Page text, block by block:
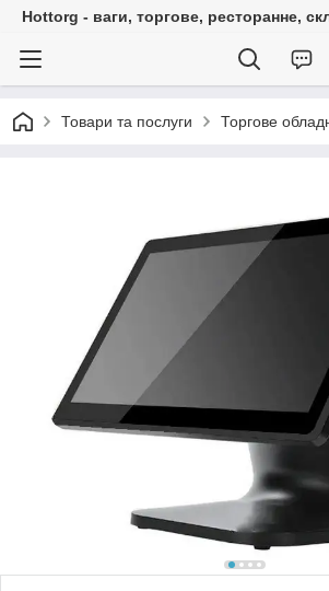
Hottorg - ваги, торгове, ресторанне,
Товари та послуги Торгове